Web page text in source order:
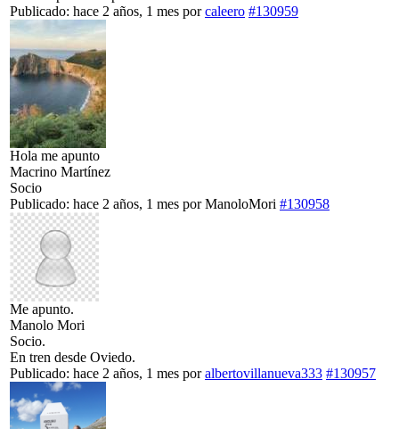
Publicado: hace 2 años, 1 mes porcaleero #130959
Hola me apunto
Macrino Martínez
Socio
Publicado: hace 2 años, 1 mes porManoloMori #130958
Me apunto.
Manolo Mori
Socio.
En tren desde Oviedo.
Publicado: hace 2 años, 1 mes poralbertovillanueva333 #130957